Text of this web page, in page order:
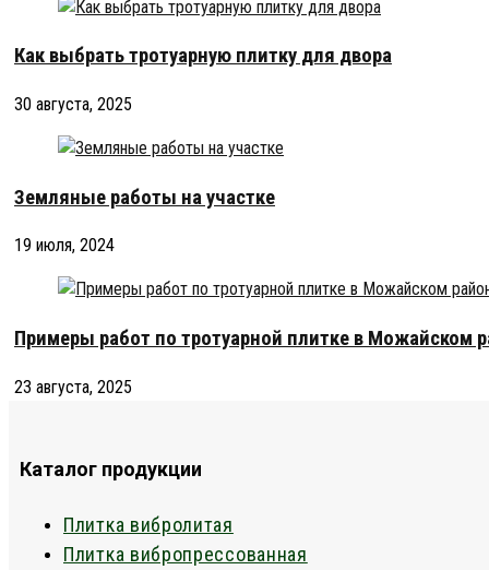
Как выбрать тротуарную плитку для двора
30 августа, 2025
Земляные работы на участке
19 июля, 2024
Примеры работ по тротуарной плитке в Можайском
23 августа, 2025
Каталог продукции
Плитка вибролитая
Плитка вибропрессованная